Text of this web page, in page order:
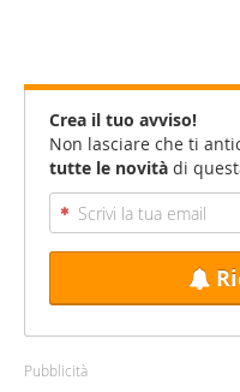
Crea il tuo avviso!
Non lasciare che ti
tutte le novità di
Pubblicità